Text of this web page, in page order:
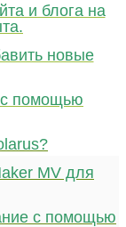
и блога на
новые
с помощью
MV для
с помощью